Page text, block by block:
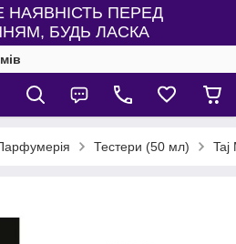
ПЕРЕД
БУДЬ ЛАСКА
Тестери (50 мл) Taj